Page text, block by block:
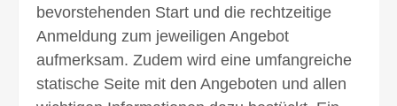
bevor­stehenden Start und die recht­zeitige
Anmeldung zum jeweiligen Angebot
aufmerksam. Zudem wird eine umfang­reiche
statische Seite mit den Angeboten und allen